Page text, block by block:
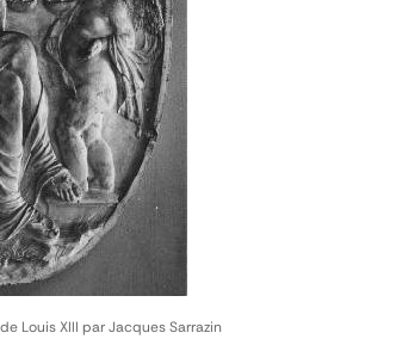
Louis XIII par Jacques Sarrazin